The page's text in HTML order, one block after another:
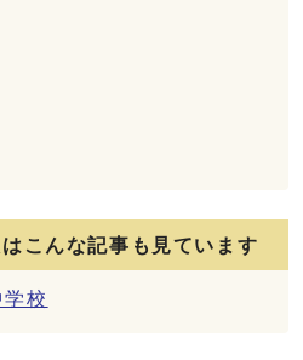
こんな記事も見ています
校